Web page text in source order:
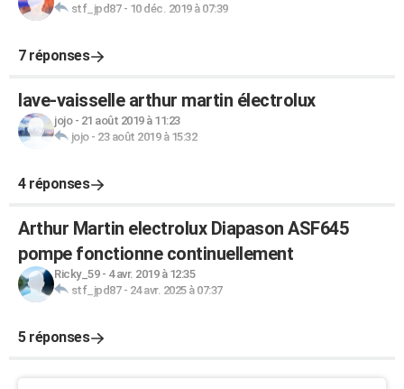
stf_jpd87- 10 déc. 2019 à 07:39
7 réponses
lave-vaisselle arthur martin électrolux
jojo- 21 août 2019 à 11:23
jojo- 23 août 2019 à 15:32
4 réponses
Arthur Martin electrolux Diapason ASF645
pompe fonctionne continuellement
Ricky_59- 4 avr. 2019 à 12:35
stf_jpd87- 24 avr. 2025 à 07:37
5 réponses